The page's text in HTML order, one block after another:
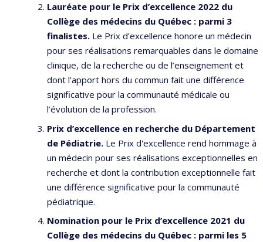
Lauréate pour le Prix d’excellence 2022 du
Collège des médecins du Québec : parmi 3
finalistes. Le Prix d’excellence honore un médecin
pour ses réalisations remarquables dans le domaine
clinique, de la recherche ou de l’enseignement et
dont l’apport hors du commun fait une différence
significative pour la communauté médicale ou
l’évolution de la profession.
Prix d’excellence en recherche du Département
de Pédiatrie. Le Prix d'excellence rend hommage à
un médecin pour ses réalisations exceptionnelles en
recherche et dont la contribution exceptionnelle fait
une différence significative pour la communauté
pédiatrique.
Nomination pour le Prix d’excellence 2021 du
Collège des médecins du Québec : parmi les 5